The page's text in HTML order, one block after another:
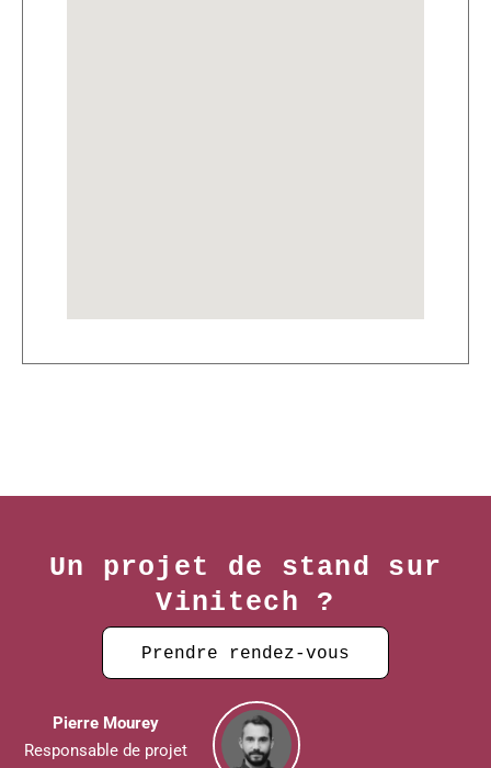
Un projet de stand sur
Vinitech ?
Prendre rendez-vous
Pierre Mourey
Responsable de projet